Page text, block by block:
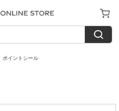
ポイントシール